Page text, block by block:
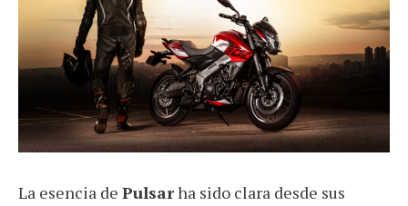
La esencia de Pulsarha sido clara desde sus